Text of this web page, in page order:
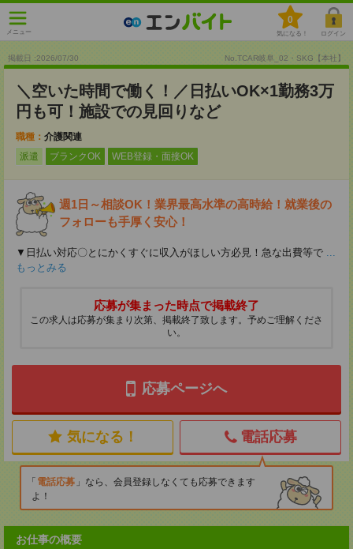
メニュー
0
気になる！ ログイン
掲載日 :2026/07/30 No.TCAR岐阜_02・SKG【本社】
＼空いた時間で働く！／日払いOK×1勤務3万
円も可！施設での見回りなど
職種： 介護関連
派遣
ブランクOK WEB登録・面接OK
週1日～相談OK！業界最高水準の高時給！就業後の
フォローも手厚く安心！
▼日払い対応〇とにかくすぐに収入がほしい方必見！急な出費等で ...
もっとみる
応募が集まった時点で掲載終了
この求人は応募が集まり次第、掲載終了致します。予めご理解くださ
い。
応募ページへ
気になる！ 電話応募
電話応募
なら、会員登録しなくても応募できます
よ！
お仕事の概要